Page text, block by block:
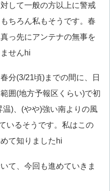
して一般の方以上に警戒
ちろん私もそうです。春
っ先にアンテナの無事を
せんhi
分(3/21頃)までの間に、日
囲(地方予報区くらい)で初
)、(やや)強い南よりの風
いるそうです。私はこの
て知りましたhi
て、今回も進めていきま